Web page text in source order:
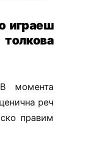
играеш
момента
реч
правим